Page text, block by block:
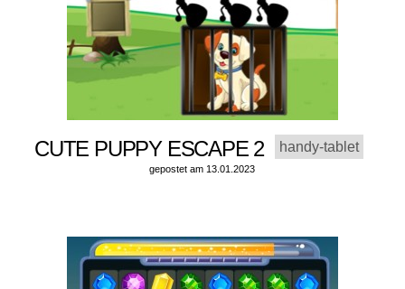
CUTE PUPPY ESCAPE 2 handy-tablet
gepostet am 13.01.2023